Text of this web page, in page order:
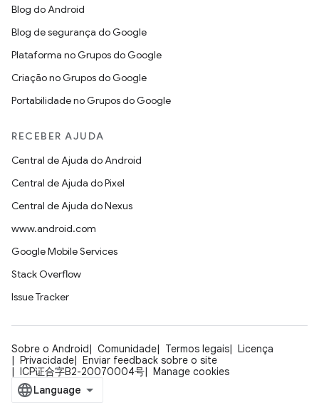
Blog do Android
Blog de segurança do Google
Plataforma no Grupos do Google
Criação no Grupos do Google
Portabilidade no Grupos do Google
RECEBER AJUDA
Central de Ajuda do Android
Central de Ajuda do Pixel
Central de Ajuda do Nexus
www.android.com
Google Mobile Services
Stack Overflow
Issue Tracker
Sobre o Android Comunidade Termos legais
Licença
Privacidade
Enviar feedback sobre o site
ICP证合字B2-20070004号
Manage cookies